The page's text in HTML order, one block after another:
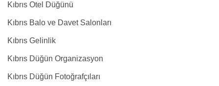
Kıbrıs Otel Düğünü
Kıbrıs Balo ve Davet Salonları
Kıbrıs Gelinlik
Kıbrıs Düğün Organizasyon
Kıbrıs Düğün Fotoğrafçıları